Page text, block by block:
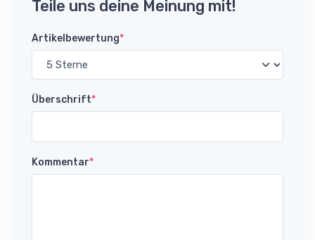
Teile uns deine Meinung mit!
Artikelbewertung*
Überschrift*
Kommentar*